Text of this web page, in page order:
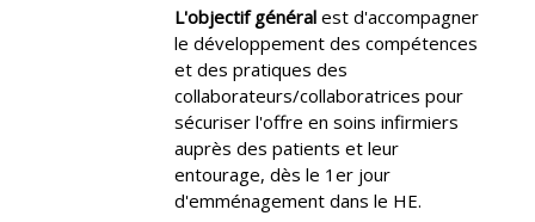
L'objectif général est d'accompagner
le développement des compétences
et des pratiques des
collaborateurs/collaboratrices pour
sécuriser l'offre en soins infirmiers
auprès des patients et leur
entourage, dès le 1er jour
d'emménagement dans le HE.